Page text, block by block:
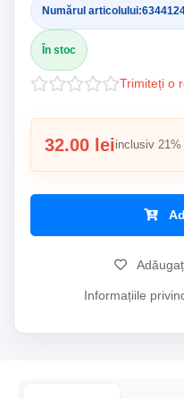
Numărul articolului:
În stoc
Trimiteți o
32.00 leiinclusiv
Informațiile